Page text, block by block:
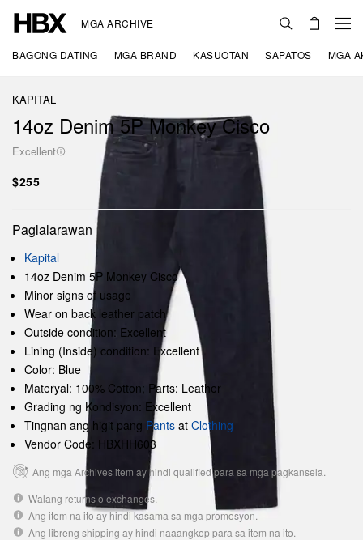
MGA ARCHIVE
BAGONG DATING MGA BRAND KASUOTAN SAPATOS MGA
KAPITAL
14oz Denim 5P Monkey Cisco
Excellent
$255
Paglalarawan
Kapital
14oz Denim 5P Monkey Cisco
Minor signs of usage
Wear on back leather patch
Outside condition: Excellent
Lining (Inside) condition: Excellent
Color: Blue
Materyal: 100% Cotton; Parts: Leather
Grading ng Kondisyon: Excellent
Tingnan ang higit pang Pants at Clothing
Vendor Code: HBXHH603
Ang mga Archives item ay hindi qualified para sa mga pagkansela.
Walang returns o exchanges.
Ang item na ito ay hindi kasama sa mga promosyon.
Ang libreng shipping ay hindi naaangkop para sa item na ito.